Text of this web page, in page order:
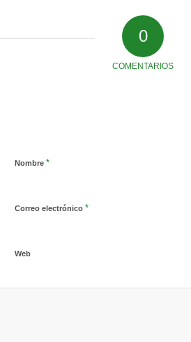
0
COMENTARIOS
Nombre *
Correo electrónico *
Web